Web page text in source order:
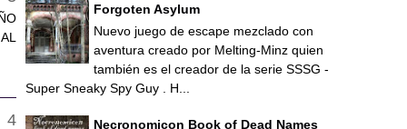
Forgoten Asylum
Nuevo juego de escape mezclado con
aventura creado por Melting-Minz quien
también es el creador de la serie SSSG -
Super Sneaky Spy Guy . H...
Necronomicon Book of Dead Names